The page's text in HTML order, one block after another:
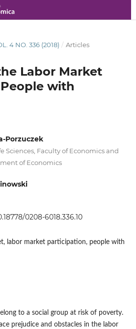
4 NO. 336 (2018) / Articles
Labor Market
with
Sciences, Faculty of Economics and
of Economics
0208-6018.336.10
labor market participation, people with
to a social group at risk of poverty.
prejudice and obstacles in the labor